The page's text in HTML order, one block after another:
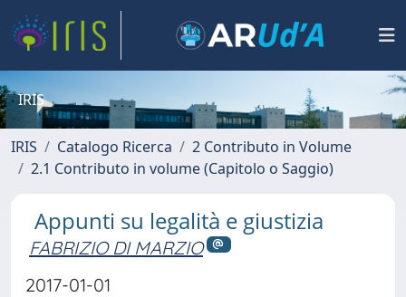
IRIS
IRIS Catalogo Ricerca
2 Contributo in Volume
2.1 Contributo in volume (Capitolo o Saggio)
Appunti su legalità e giustizia
FABRIZIO DI MARZIO
2017-01-01